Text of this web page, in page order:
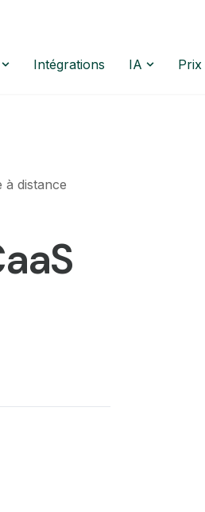
Intégrations IA Prix
à distance